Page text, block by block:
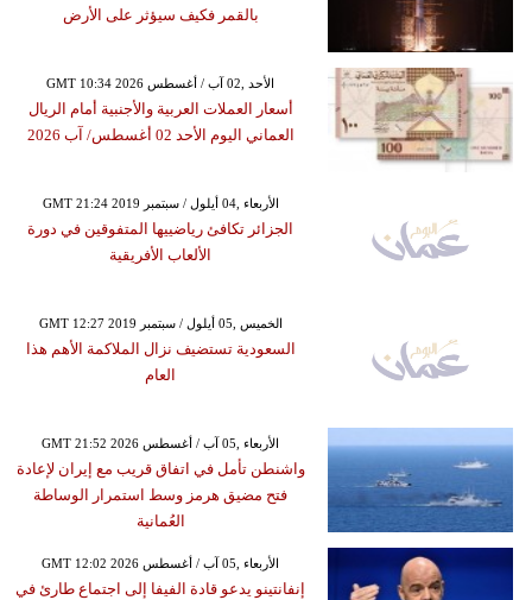
بالقمر فكيف سيؤثر على الأرض
GMT 10:34 2026 الأحد ,02 آب / أغسطس
أسعار العملات العربية والأجنبية أمام الريال
العماني اليوم الأحد 02 أغسطس/ آب 2026
GMT 21:24 2019 الأربعاء ,04 أيلول / سبتمبر
الجزائر تكافئ رياضييها المتفوقين في دورة
الألعاب الأفريقية
GMT 12:27 2019 الخميس ,05 أيلول / سبتمبر
السعودية تستضيف نزال الملاكمة الأهم هذا
العام
GMT 21:52 2026 الأربعاء ,05 آب / أغسطس
واشنطن تأمل في اتفاق قريب مع إيران لإعادة
فتح مضيق هرمز وسط استمرار الوساطة
العُمانية
GMT 12:02 2026 الأربعاء ,05 آب / أغسطس
إنفانتينو يدعو قادة الفيفا إلى اجتماع طارئ في